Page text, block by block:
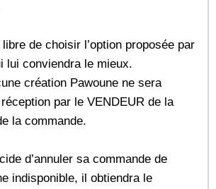
de choisir l’option proposée par
lui conviendra le mieux.
création Pawoune ne sera
par le VENDEUR de la
la commande.
d’annuler sa commande de
indisponible, il obtiendra le